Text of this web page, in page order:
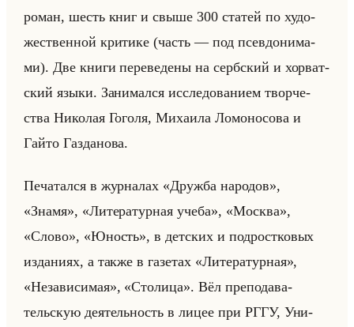
роман, шесть книг и свыше 300 ста­тей по ху­до­
же­ствен­ной кри­ти­ке (часть — под псев­до­ни­ма­
ми). Две книги пе­ре­ве­де­ны на серб­ский и хор­ват­
ский языки. За­ни­мал­ся ис­сле­до­ва­ни­ем твор­че­
ства Ни­ко­лая Го­го­ля, Ми­ха­ила Ло­мо­но­со­ва и
Гайто Га­зда­но­ва.
Пе­ча­тал­ся в жур­на­лах «Дружба народов»,
«Знамя», «Литературная учеба», «Москва»,
«Слово», «Юность», в дет­ских и под­рост­ко­вых
из­да­ни­ях, а также в га­зе­тах «Литературная»,
«Независимая», «Столица». Вёл пре­по­да­ва­
тельскую де­ятельность в лицее при РГГУ, Уни­